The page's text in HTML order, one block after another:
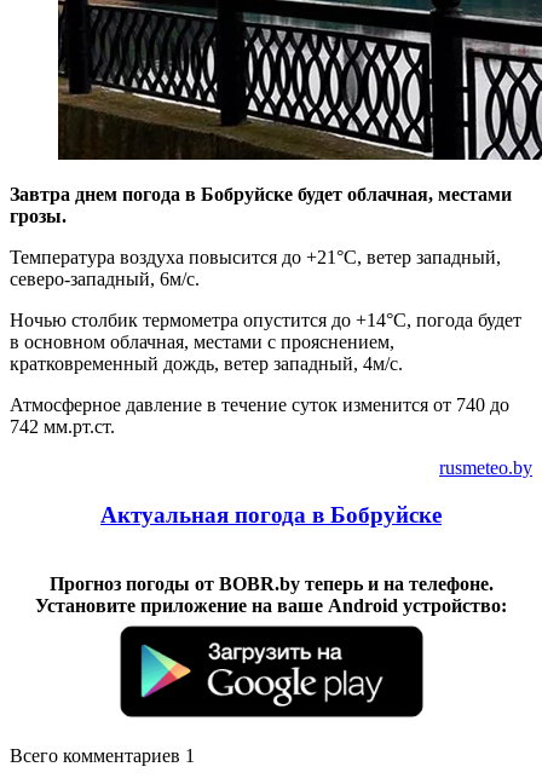
Завтра днем погода в Бобруйске будет облачная, местами
грозы.
Температура воздуха повысится до +21°C, ветер западный,
северо-западный, 6м/с.
Ночью столбик термометра опустится до +14°C, погода будет
в основном облачная, местами с прояснением,
кратковременный дождь, ветер западный, 4м/с.
Атмосферное давление в течение суток изменится от 740 до
742 мм.рт.ст.
rusmeteo.by
Актуальная погода в Бобруйске
Прогноз погоды от BOBR.by теперь и на телефоне.
Установите приложение на ваше Android устройство:
Всего комментариев 1